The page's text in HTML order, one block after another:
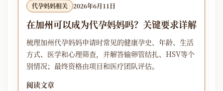
代孕妈妈相关 2026年6月11日
在加州可以成为代孕妈妈吗？关键要求详解
梳理加州代孕妈妈申请时常见的健康孕史、年龄、生活
方式、医学和心理筛查，并解答输卵管结扎、HSV等个
别情况；最终资格由项目和医疗团队评估。
阅读文章